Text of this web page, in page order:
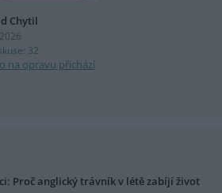
Chytil
32
na opravu přichází
Proč anglický trávník v létě zabíjí život